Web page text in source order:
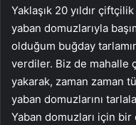
Yaklaşık 20 yıldır
yaban domuzlarıyla
olduğum buğday
verdiler. Biz de mahalle
yakarak, zaman zaman
yaban domuzlarını
Yaban domuzları için